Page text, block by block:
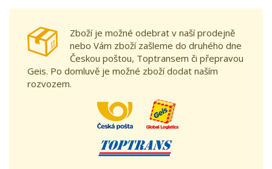
Zboží je možné odebrat v naší prodejně
nebo Vám zboží zašleme do druhého dne
Českou poštou, Toptransem či přepravou
Geis. Po domluvě je možné zboží dodat naším
rozvozem.